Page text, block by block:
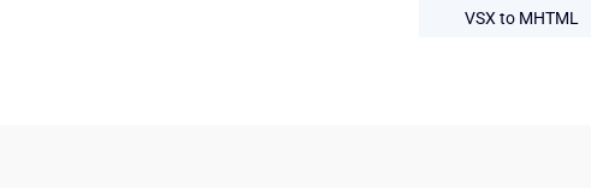
VSX to MHTML